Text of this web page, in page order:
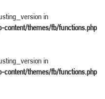
in
themes/fb/functions.php
in
themes/fb/functions.php